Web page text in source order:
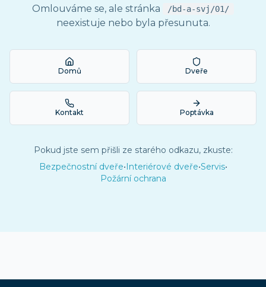
Omlouváme se, ale stránka /bd-a-svj/01/
neexistuje nebo byla přesunuta.
Domů Dveře
Kontakt Poptávka
Pokud jste sem přišli ze starého odkazu, zkuste:
Bezpečnostní dveře•Interiérové dveře•Servis•
Požární ochrana